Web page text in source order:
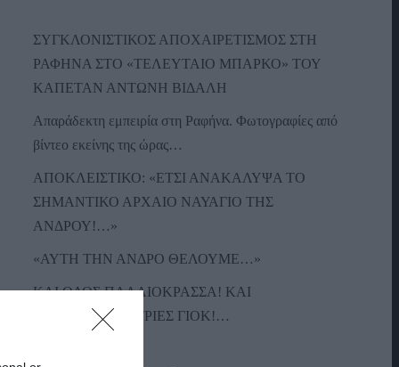
ΣΥΓΚΛΟΝΙΣΤΙΚΟΣ ΑΠΟΧΑΙΡΕΤΙΣΜΟΣ ΣΤΗ
ΡΑΦΗΝΑ ΣΤΟ «ΤΕΛΕΥΤΑΙΟ ΜΠΑΡΚΟ» ΤΟΥ
ΚΑΠΕΤΑΝ ΑΝΤΩΝΗ ΒΙΔΑΛΗ
Απαράδεκτη εμπειρία στη Ραφήνα. Φωτογραφίες από
βίντεο εκείνης της ώρας…
ΑΠΟΚΛΕΙΣΤΙΚΟ: «ΕΤΣΙ ΑΝΑΚΑΛΥΨΑ ΤΟ
ΣΗΜΑΝΤΙΚΟ ΑΡΧΑΙΟ ΝΑΥΑΓΙΟ ΤΗΣ
ΑΝΔΡΟΥ!…»
«ΑΥΤΗ ΤΗΝ ΑΝΔΡΟ ΘΕΛΟΥΜΕ…»
ΚΑΙ ΟΔΟΣ ΠΑΛΑIΟΚΡΑΣΣΑ! ΚΑΙ
ΑΝΕΜΟΓΕΝΝΗΤΡΙΕΣ ΓΙΟΚ!…